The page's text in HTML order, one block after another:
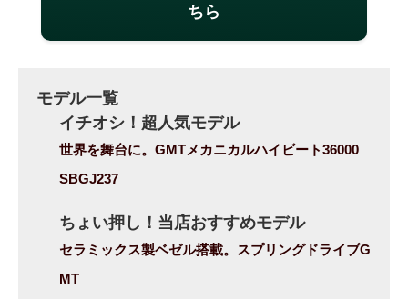
ちら
モデル一覧
イチオシ！超人気モデル
世界を舞台に。GMTメカニカルハイビート36000
SBGJ237
ちょい押し！当店おすすめモデル
セラミックス製ベゼル搭載。スプリングドライブG
MT